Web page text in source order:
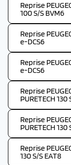
Reprise
100 S/S BVM6
Reprise
e-DCS6
Reprise
e-DCS6
Reprise
PURETECH 130
Reprise
PURETECH 130
Reprise
130 S/S EAT8